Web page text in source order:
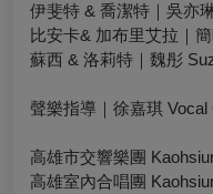
伊斐特 & 喬潔特｜吳亦
比安卡& 加布里艾拉｜
蘇西 & 洛莉特｜魏彤
聲樂指導｜徐嘉琪
高雄市交響樂團
高雄室內合唱團